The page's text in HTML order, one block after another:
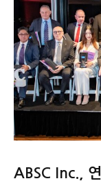
ABSC Inc.,